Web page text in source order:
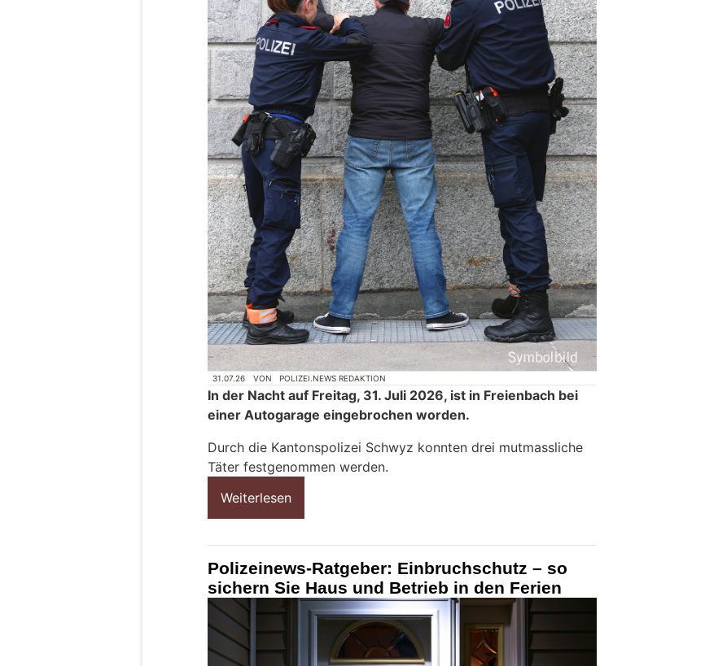
31.07.26 VON POLIZEI.NEWS REDAKTION
In der Nacht auf Freitag, 31. Juli 2026, ist in Freienbach bei
einer Autogarage eingebrochen worden.
Durch die Kantonspolizei Schwyz konnten drei mutmassliche
Täter festgenommen werden.
Weiterlesen
Polizeinews-Ratgeber: Einbruchschutz – so
sichern Sie Haus und Betrieb in den Ferien